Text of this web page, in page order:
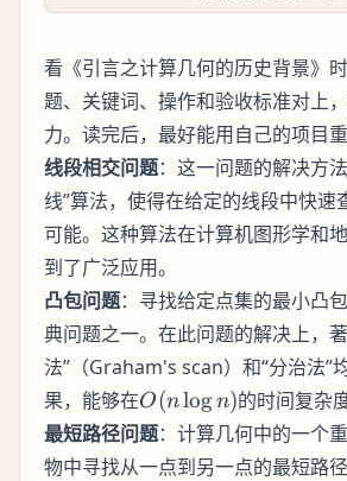
看《引言之计算几何的历史背景》
题、关键词、操作和验收标准对上
力。读完后，最好能用自己的项目重
线段相交问题：这一问题的解决方
线”算法，使得在给定的线段中快速
可能。这种算法在计算机图形学和
到了广泛应用。
凸包问题：寻找给定点集的最小凸
典问题之一。在此问题的解决上，
法”（Graham's scan）和“分治法”
果，能够在O(n
\log
n)
O(nlogn)的时间复杂
最短路径问题：计算几何中的一个
物中寻找从一点到另一点的最短路